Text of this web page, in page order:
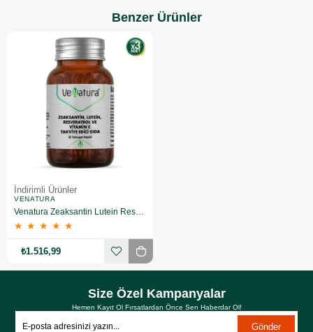
Benzer Ürünler
İndirimli Ürünler
VENATURA
Venatura Zeaksantin Lutein Resveratrol Vitamin C 30 Kapsül 3 Adet
★ ★ ★ ★ ★
₺1.516,99
Size Özel Kampanyalar
Hemen Kayıt Ol Fırsatlardan Önce Sen Haberdar Ol!
Gönder